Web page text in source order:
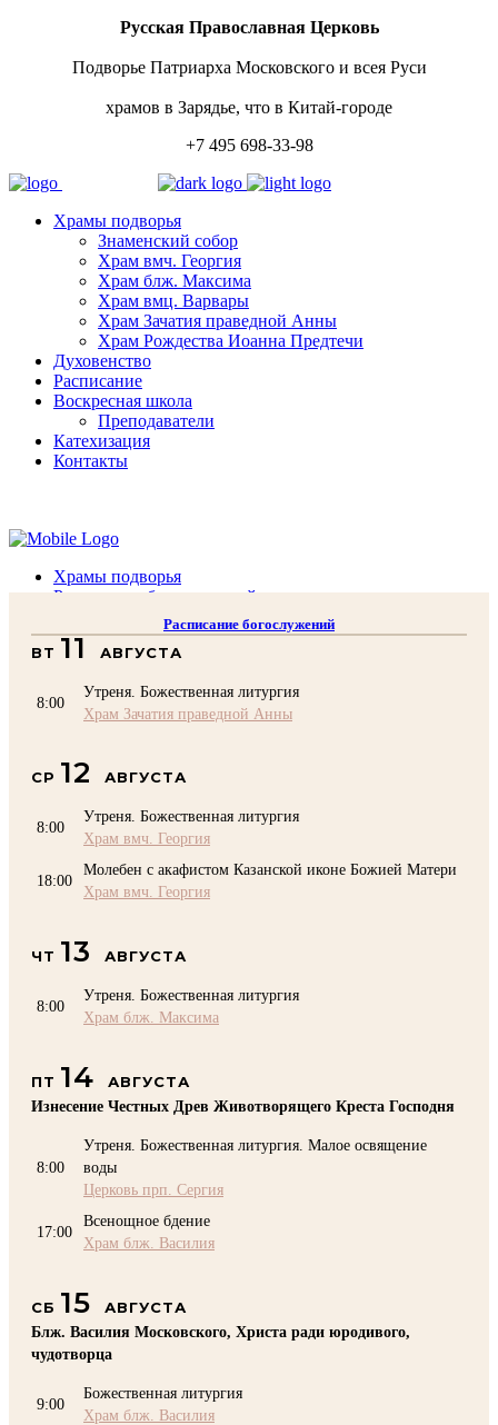
Русская Православная Церковь
Подворье Патриарха Московского и всея Руси
храмов в Зарядье, что в Китай-городе
+7 495 698-33-98
Храмы подворья
Знаменский собор
Храм вмч. Георгия
Храм блж. Максима
Храм вмц. Варвары
Храм Зачатия праведной Анны
Храм Рождества Иоанна Предтечи
Духовенство
Расписание
Воскресная школа
Преподаватели
Катехизация
Контакты
Храмы подворья
Расписание богослужений
Воскресная школа
Преподаватели Воскресной школы
КОНТАКТЫ
Помочь Подворью
Расписание богослужений
ВТ 11 АВГУСТА
8:00
Утреня. Божественная литургия
Храм Зачатия праведной Анны
СР 12 АВГУСТА
8:00
Утреня. Божественная литургия
Храм вмч. Георгия
18:00
Молебен с акафистом Казанской иконе Божией Матери
Храм вмч. Георгия
ЧТ 13 АВГУСТА
8:00
Утреня. Божественная литургия
Храм блж. Максима
ПТ 14
АВГУСТА
Изнесение Честных Древ Животворящего Креста Господня
8:00
Утреня. Божественная литургия. Малое освящение
воды
Церковь прп. Сергия
17:00
Всенощное бдение
Храм блж. Василия
СБ 15
АВГУСТА
Блж. Василия Московского, Христа ради юродивого,
чудотворца
9:00
Божественная литургия
Храм блж. Василия